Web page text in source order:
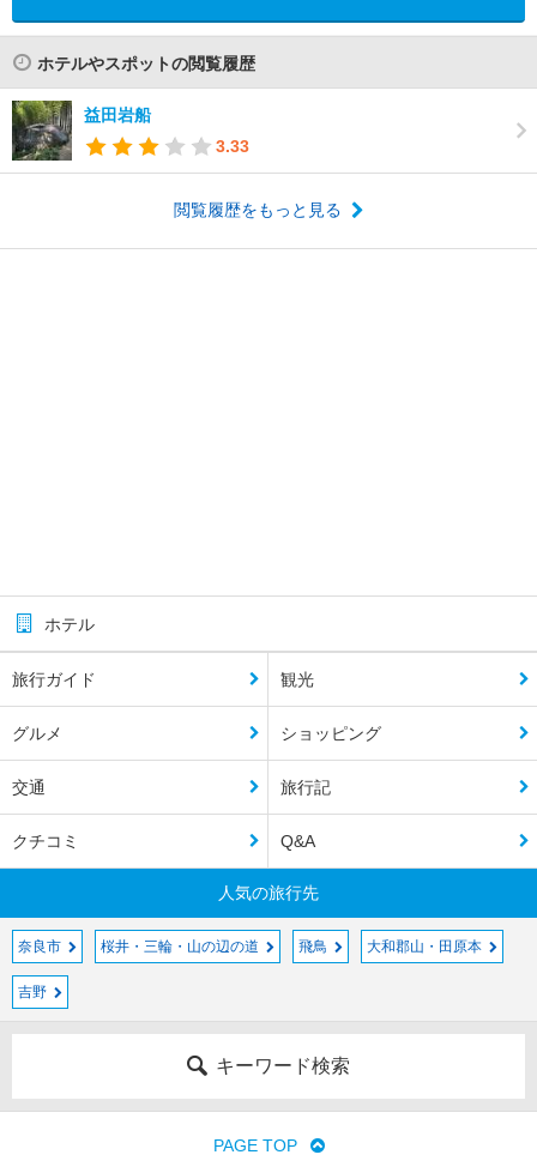
ホテルやスポットの閲覧履歴
益田岩船
3.33
閲覧履歴をもっと見る
ホテル
旅行ガイド 観光
グルメ ショッピング
交通 旅行記
クチコミ Q&A
人気の旅行先
奈良市 桜井・三輪・山の辺の道 飛鳥 大和郡山・田原本
吉野
キーワード検索
PAGE TOP